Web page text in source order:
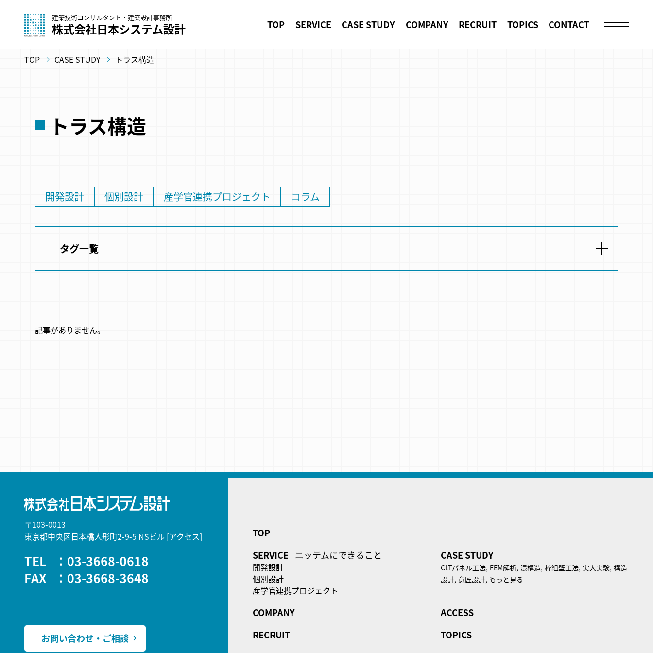
建築技術コンサルタント・建築設計事務所
株式会社日本システム設計 TOP SERVICE CASE STUDY COMPANY RECRUIT TOPICS CONTACT
TOP CASE STUDY トラス構造
トラス構造
開発設計 個別設計 産学官連携プロジェクト コラム
タグ一覧
記事がありません。
〒103-0013
東京都中央区日本橋人形町2-9-5 NSビル [アクセス]
TEL
：03-3668-0618
FAX
：03-3668-3648
お問い合わせ・ご相談
TOP
SERVICE ニッテムにできること
開発設計
個別設計
産学官連携プロジェクト
CASE STUDY
CLTパネル⼯法, FEM解析, 混構造, 枠組壁工法, 実大実験, 構造
設計, 意匠設計, もっと見る
COMPANY
ACCESS
RECRUIT
TOPICS